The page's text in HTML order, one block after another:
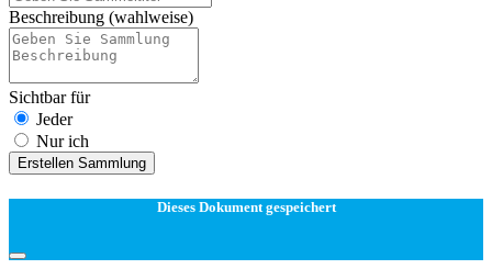
Beschreibung (wahlweise)
Sichtbar für
Jeder
Nur ich
Erstellen Sammlung
Dieses Dokument gespeichert